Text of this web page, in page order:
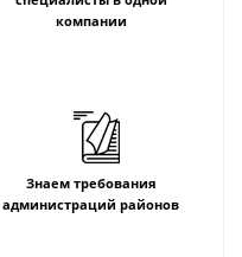
компании
Знаем требования
администраций районов